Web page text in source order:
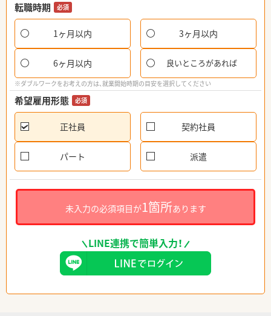
転職時期 必須
1ヶ月以内 3ヶ月以内
6ヶ月以内 良いところがあれば
※ダブルワークをお考えの方は、就業開始時期の目安を選択してください
希望雇用形態 必須
正社員 契約社員
パート 派遣
未入力の必須項目が1箇所あります
LINE連携で簡単入力！